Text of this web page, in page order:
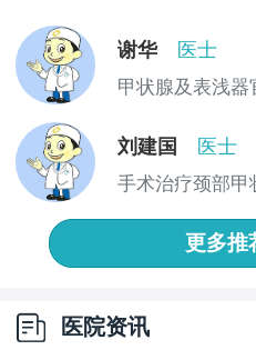
治疗方案，让患者更快得到
花糊涂钱是每个病人都
的时候，大家还要多留意医
有专业技术人员外，收费标
规范来制定，全过程透明，
况。而且有些小医院没有这
通的情况，会随意扣减病人
郑州哪个医院看甲亢效
化，不要随意医治，也不能
治，以防治疗不当而造成不
谢华 医士
甲状腺及表浅
刘建国 医士
手术治疗颈部甲
更多推
医院资讯